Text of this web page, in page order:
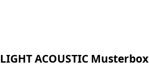
LIGHT ACOUSTIC Musterbox